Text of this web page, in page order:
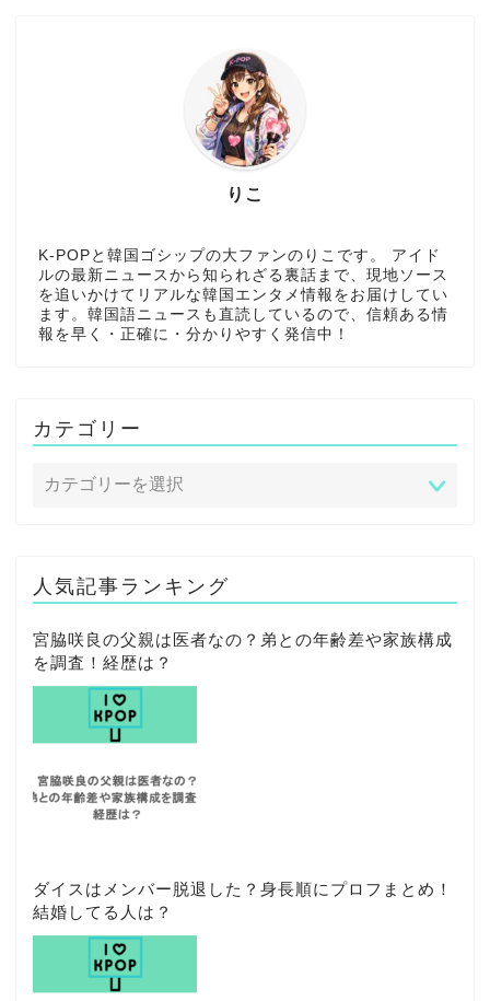
りこ
K-POPと韓国ゴシップの大ファンのりこです。 アイド
ルの最新ニュースから知られざる裏話まで、現地ソース
を追いかけてリアルな韓国エンタメ情報をお届けしてい
ます。韓国語ニュースも直読しているので、信頼ある情
報を早く・正確に・分かりやすく発信中！
カテゴリー
人気記事ランキング
宮脇咲良の父親は医者なの？弟との年齢差や家族構成
を調査！経歴は？
ダイスはメンバー脱退した？身長順にプロフまとめ！
結婚してる人は？